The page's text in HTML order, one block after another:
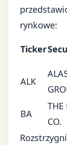
rynkowe:
Ticker
ALK
BA
THE
CO.